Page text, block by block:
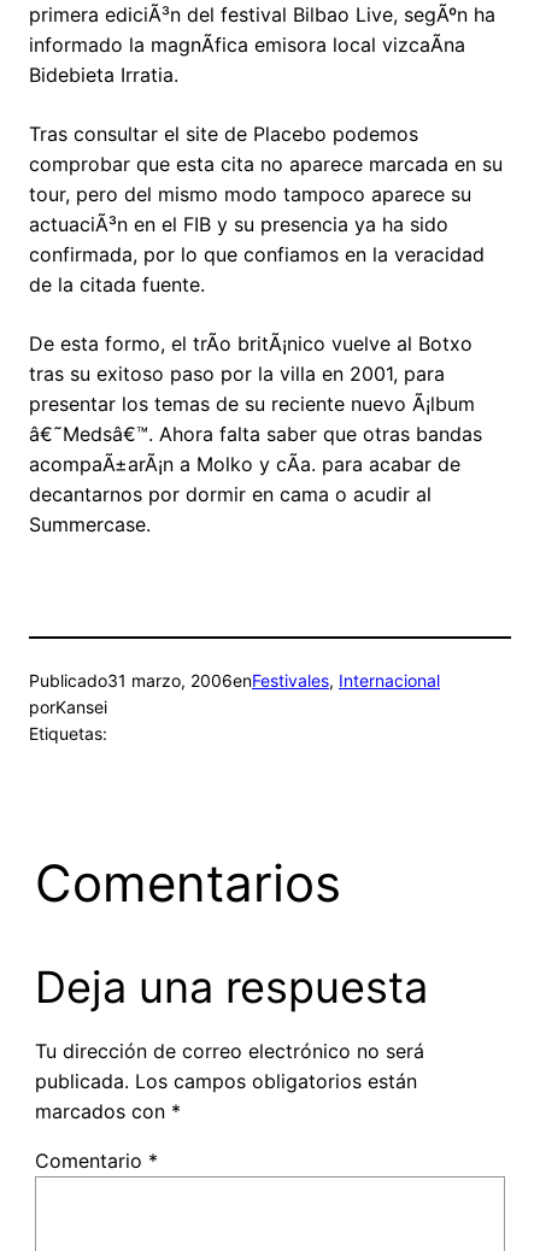
primera ediciÃ³n del festival Bilbao Live, segÃºn ha
informado la magnÃ­fica emisora local vizcaÃ­na
Bidebieta Irratia.
Tras consultar el site de Placebo podemos
comprobar que esta cita no aparece marcada en su
tour, pero del mismo modo tampoco aparece su
actuaciÃ³n en el FIB y su presencia ya ha sido
confirmada, por lo que confiamos en la veracidad
de la citada fuente.
De esta formo, el trÃ­o britÃ¡nico vuelve al Botxo
tras su exitoso paso por la villa en 2001, para
presentar los temas de su reciente nuevo Ã¡lbum
â€˜Medsâ€™. Ahora falta saber que otras bandas
acompaÃ±arÃ¡n a Molko y cÃ­a. para acabar de
decantarnos por dormir en cama o acudir al
Summercase.
Publicado31 marzo, 2006enFestivales, Internacional
porKansei
Etiquetas:
Comentarios
Deja una respuesta
Tu dirección de correo electrónico no será
publicada. Los campos obligatorios están
marcados con *
Comentario *